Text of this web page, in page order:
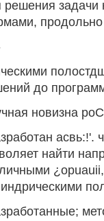
решения задачи
до
новизна
асвь:!'.
найти